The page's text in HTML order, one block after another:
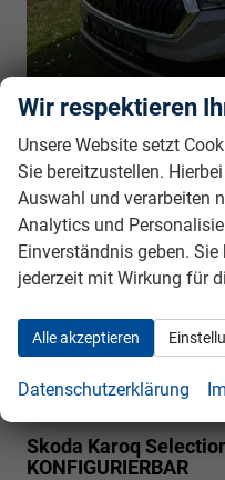
unverbindliche Lieferzeit:6
5-türig, 1.0TSI, 85KW
(116 PS), 999 cm³, 3
Frontantrieb,
Kraftstoffverbrauch
kombiniert 134.00 g/km
Garantieleistung:
Rückrufbitte absenden
PDF-Datei,Drucken,
Skoda Karoq
KONFIGURIERBAR
Wir respektieren
Unsere Website setzt
Sie bereitzustellen.
Auswahl und verarbeiten
Analytics und
Einverständnis geben.
jederzeit mit Wirkung für
Alle akzeptieren
Datenschutzerklärung